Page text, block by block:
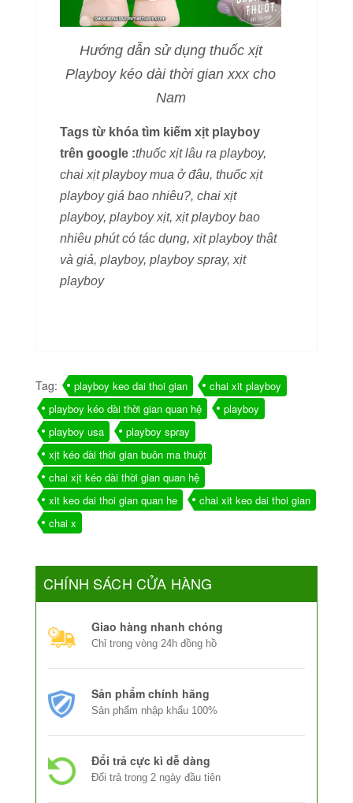
Hướng dẫn sử dụng thuốc xịt
Playboy kéo dài thời gian xxx cho
Nam
Tags từ khóa tìm kiếm xịt playboy
trên google :thuốc xịt lâu ra playboy,
chai xịt playboy mua ở đâu, thuốc xịt
playboy giá bao nhiêu?, chai xịt
playboy, playboy xịt, xịt playboy bao
nhiêu phút có tác dụng, xịt playboy thật
và giả, playboy, playboy spray, xịt
playboy
Tag: playboy keo dai thoi gian
chai xit playboy
playboy kéo dài thời gian quan hệ
playboy
playboy usa
playboy spray
xịt kéo dài thời gian buôn ma thuột
chai xịt kéo dài thời gian quan hệ
xit keo dai thoi gian quan he
chai xit keo dai thoi gian
chai x
CHÍNH SÁCH CỬA HÀNG
Giao hàng nhanh chóng
Chỉ trong vòng 24h đồng hồ
Sản phẩm chính hãng
Sản phẩm nhập khẩu 100%
Đổi trả cực kì dễ dàng
Đổi trả trong 2 ngày đầu tiên